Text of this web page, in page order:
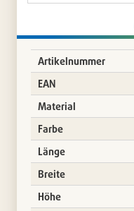
Artikelnummer
EAN
Material
Farbe
Länge
Breite
Höhe